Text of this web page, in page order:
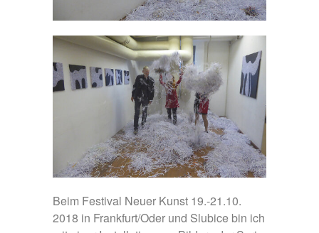
Beim Festival Neuer Kunst 19.-21.10.
2018 in Frankfurt/Oder und Slubice bin ich